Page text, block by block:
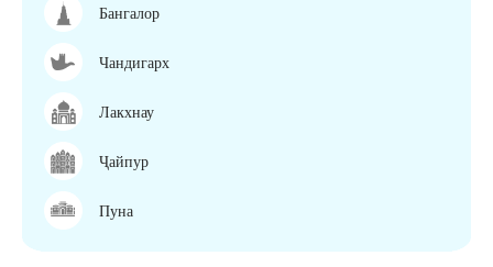
Бангалор
Чандигарх
Лакхнау
Ҷайпур
Пуна